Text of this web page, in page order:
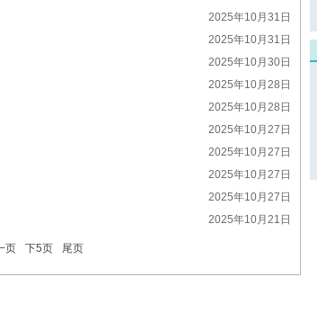
2025年10月31日
2025年10月31日
2025年10月30日
2025年10月28日
2025年10月28日
2025年10月27日
2025年10月27日
2025年10月27日
2025年10月27日
2025年10月21日
页 下5页 尾页